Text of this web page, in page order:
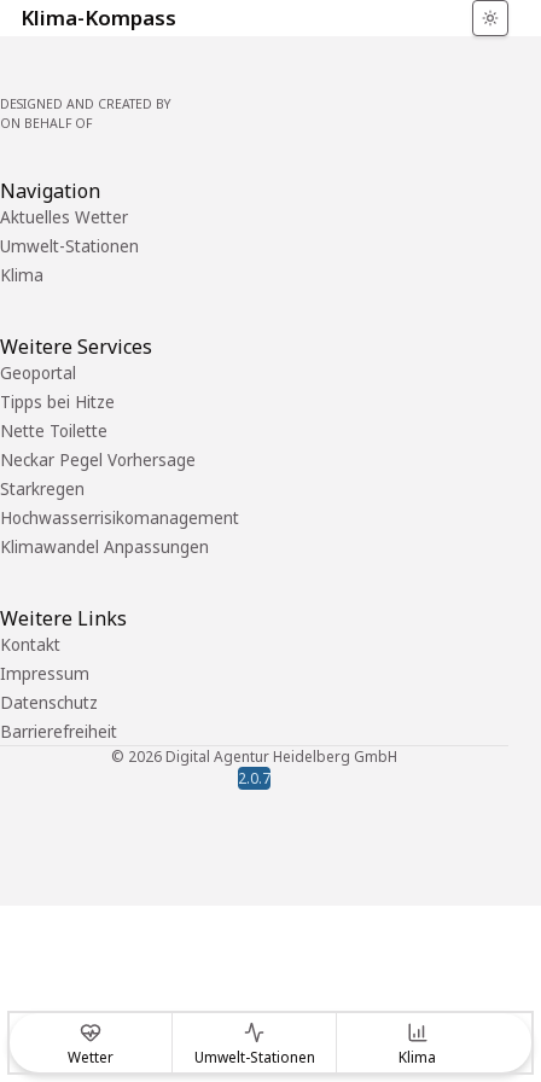
Klima-Kompass
DESIGNED AND CREATED BY
ON BEHALF OF
Navigation
Aktuelles Wetter
Umwelt-Stationen
Klima
Weitere Services
Geoportal
Tipps bei Hitze
Nette Toilette
Neckar Pegel Vorhersage
Starkregen
Hochwasserrisikomanagement
Klimawandel Anpassungen
Weitere Links
Kontakt
Impressum
Datenschutz
Barrierefreiheit
© 2026 Digital Agentur Heidelberg GmbH
2.0.7
Wetter Umwelt-Stationen Klima